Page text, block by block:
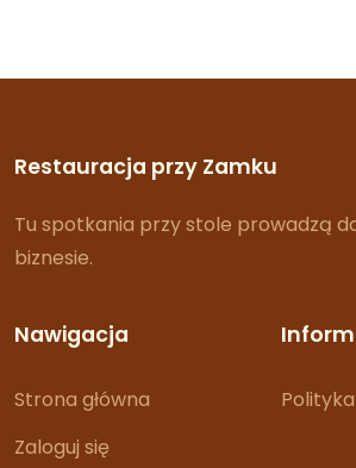
Restauracja przy Zamku
Tu spotkania przy stole prowadzą
biznesie.
Nawigacja
Strona główna
Zaloguj się